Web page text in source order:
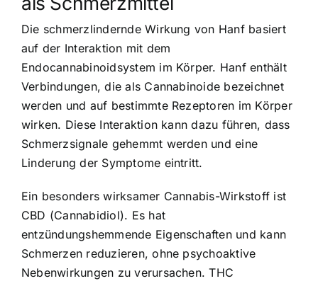
Die schmerzlindernde Wirkung von Hanf basiert
auf der Interaktion mit dem
Endocannabinoidsystem im Körper. Hanf enthält
Verbindungen, die als Cannabinoide bezeichnet
werden und auf bestimmte Rezeptoren im Körper
wirken. Diese Interaktion kann dazu führen, dass
Schmerzsignale gehemmt werden und eine
Linderung der Symptome eintritt.
Ein besonders wirksamer Cannabis-Wirkstoff ist
CBD (Cannabidiol). Es hat
entzündungshemmende Eigenschaften und kann
Schmerzen reduzieren, ohne psychoaktive
Nebenwirkungen zu verursachen. THC